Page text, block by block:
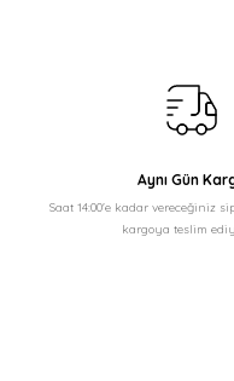
Aynı Gün
Saat 14:00'e kadar vereceğiniz
kargoya teslim